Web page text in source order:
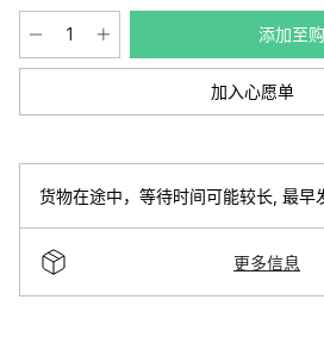
添加至
加入心愿单
货物在途中，等待时间可能较长 最早
更多信息